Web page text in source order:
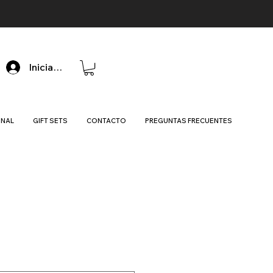
Iniciar sesión
GIFT SETS CONTACTO PREGUNTAS FRECUENTES